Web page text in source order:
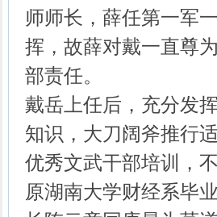
师师长，薛任第一军
挥，故薛对戴一直尊
部责任。
戴岳上任后，充分发
知识，大刀阔斧推行
优秀文武干部培训，
原湖南大学财经系毕